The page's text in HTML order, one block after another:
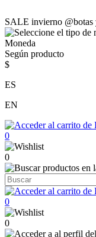
SALE invierno @botas
Moneda
Según producto
$
ES
EN
0
0
0
0